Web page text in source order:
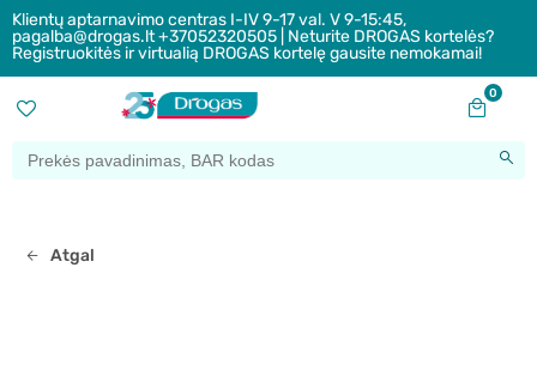
Klientų aptarnavimo centras I-IV 9-17 val. V 9-15:45,
pagalba@drogas.lt +37052320505 | Neturite DROGAS kortelės?
Registruokitės ir virtualią DROGAS kortelę gausite nemokamai!
0
Atgal